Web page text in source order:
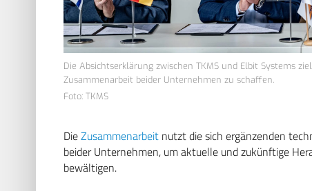
Die Absichtserklärung zwischen TKMS und Elbit Systems
Zusammenarbeit beider Unternehmen zu schaffen.
Foto: TKMS
DieZusammenarbeit nutzt die sich ergänzenden
beider Unternehmen, um aktuelle und zukünftige
bewältigen.